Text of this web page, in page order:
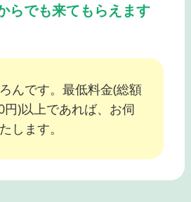
らでも来てもらえます
んです。最低料金(総額
円)以上であれば、お伺
します。